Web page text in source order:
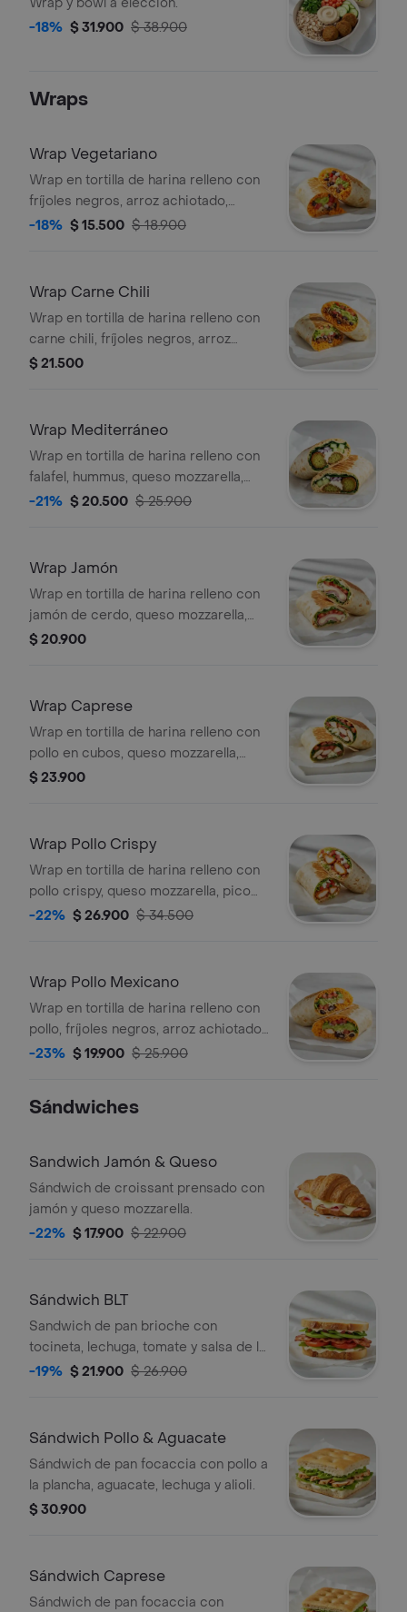
-18% $ 31.900 $ 38.900
Wraps
Wrap Vegetariano
Wrap en tortilla de harina relleno con
fríjoles negros, arroz achiotado,
queso mozzarella, pico de gallo,
-18% $ 15.500 $ 18.900
Wrap Carne Chili
Wrap en tortilla de harina relleno con
carne chili, fríjoles negros, arroz
achiotado, queso mozzarella, pico de
$ 21.500
Wrap Mediterráneo
Wrap en tortilla de harina relleno con
falafel, hummus, queso mozzarella,
queso feta, espinaca, pepino, cebolla
-21% $ 20.500 $ 25.900
Wrap Jamón
Wrap en tortilla de harina relleno con
jamón de cerdo, queso mozzarella,
lechuga, tomate y alioli.
$ 20.900
Wrap Caprese
Wrap en tortilla de harina relleno con
pollo en cubos, queso mozzarella,
tomate, espinaca y pesto.
$ 23.900
Wrap Pollo Crispy
Wrap en tortilla de harina relleno con
pollo crispy, queso mozzarella, pico
de gallo, lechuga y salsa ranch.
-22% $ 26.900 $ 34.500
Wrap Pollo Mexicano
Wrap en tortilla de harina relleno con
pollo, fríjoles negros, arroz achiotado,
queso mozzarella, pico de gallo,
-23% $ 19.900 $ 25.900
Sándwiches
Sandwich Jamón & Queso
Sándwich de croissant prensado con
jamón y queso mozzarella.
-22% $ 17.900 $ 22.900
Sándwich BLT
Sandwich de pan brioche con
tocineta, lechuga, tomate y salsa de la
casa.
-19% $ 21.900 $ 26.900
Sándwich Pollo & Aguacate
Sándwich de pan focaccia con pollo a
la plancha, aguacate, lechuga y alioli.
$ 30.900
Sándwich Caprese
Sándwich de pan focaccia con